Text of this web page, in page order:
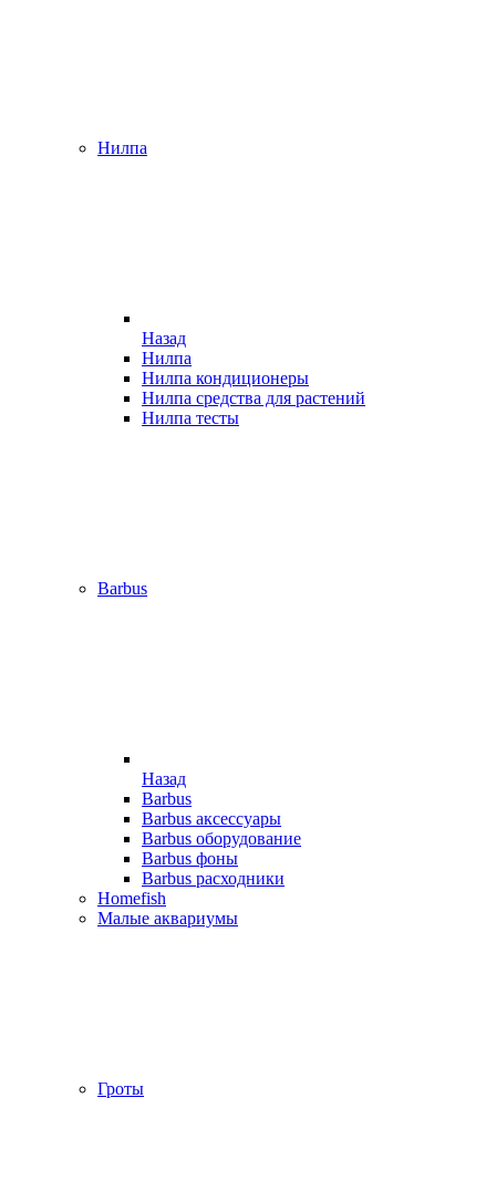
Нилпа
Назад
Нилпа
Нилпа кондиционеры
Нилпа средства для растений
Нилпа тесты
Barbus
Назад
Barbus
Barbus аксессуары
Barbus оборудование
Barbus фоны
Barbus расходники
Homefish
Малые аквариумы
Гроты